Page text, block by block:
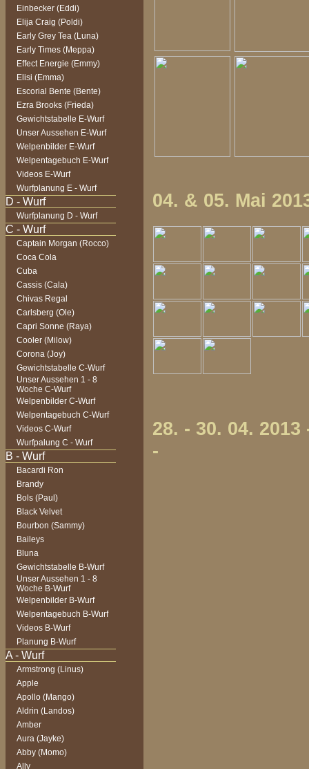
Einbecker (Eddi)
Elija Craig (Poldi)
Early Grey Tea (Luna)
Early Times (Meppa)
Effect Energie (Emmy)
Elisi (Emma)
Escorial Bente (Bente)
Ezra Brooks (Frieda)
Gewichtstabelle E-Wurf
Unser Aussehen E-Wurf
Welpenbilder E-Wurf
Welpentagebuch E-Wurf
Videos E-Wurf
Wurfplanung E - Wurf
Wurfplanung D - Wurf
Captain Morgan (Rocco)
Coca Cola
Cuba
Cassis (Cala)
Chivas Regal
Carlsberg (Ole)
Capri Sonne (Raya)
Cooler (Milow)
Corona (Joy)
Gewichtstabelle C-Wurf
Unser Aussehen 1 - 8
Woche C-Wurf
Welpenbilder C-Wurf
Welpentagebuch C-Wurf
Videos C-Wurf
Wurfpalung C - Wurf
Bacardi Ron
Brandy
Bols (Paul)
Black Velvet
Bourbon (Sammy)
Baileys
Bluna
Gewichtstabelle B-Wurf
Unser Aussehen 1 - 8
Woche B-Wurf
Welpenbilder B-Wurf
Welpentagebuch B-Wurf
Videos B-Wurf
Planung B-Wurf
Armstrong (Linus)
Apple
Apollo (Mango)
Aldrin (Landos)
Amber
Aura (Jayke)
Abby (Momo)
Ally
04. & 05. Mai
28. - 30. 04.
-